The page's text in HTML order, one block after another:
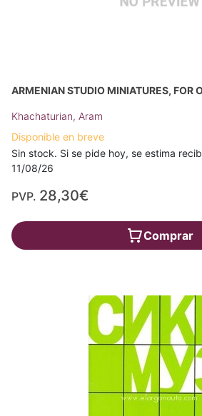
ARMENIAN STUDIO MINIATURES, FOR
Khachaturian, Aram
Disponible en breve
Sin stock. Si se pide hoy, se estima
11/08/26
PVP. 28,30€
Comprar